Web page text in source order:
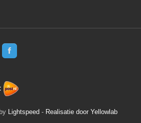
Lightspeed - Realisatie door Yellowlab